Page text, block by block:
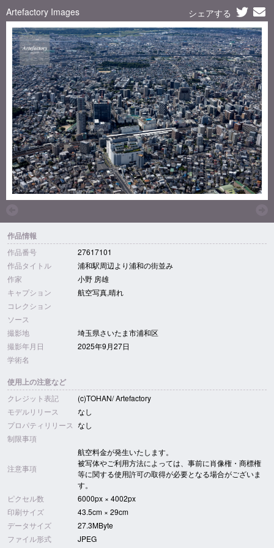
Artefactory Images シェアする
作品情報
作品番号
27617101
作品タイトル
浦和駅周辺より浦和の街並み
作家
小野 房雄
キャプション
航空写真,晴れ
コレクション
ソース
撮影地
埼玉県さいたま市浦和区
撮影年月日
2025年9月27日
学術名
使用上の注意など
クレジット表記
(c)TOHAN/ Artefactory
モデルリリース
なし
プロパティリリース なし
制限事項
注意事項
航空料金が発生いたします。
被写体やご利用方法によっては、事前に肖像権・商標権
等に関する使用許可の取得が必要となる場合がございま
す。
ピクセル数
6000px × 4002px
印刷サイズ
43.5cm × 29cm
データサイズ
27.3MByte
ファイル形式
JPEG